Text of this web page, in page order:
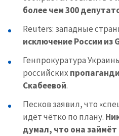
более чем 300
Reuters: западные
исключение России из
Генпрокуратура
российских
Скабеевой.
Песков заявил, что
идёт чётко по плану.
думал, что она займёт